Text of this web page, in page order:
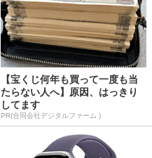
【宝くじ何年も買って一度も当
たらない人へ】原因、はっきり
してます
PR(合同会社デジタルファーム )